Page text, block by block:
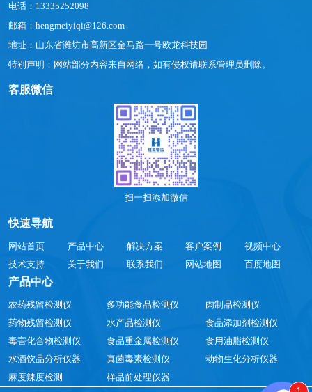
电话：13335252098
邮箱：hengmeiyiqi@126.com
地址：山东省潍坊市高新区金马路一号欧龙科技园
特别声明：网站部分内容来自网络，如有侵权请联系管理员删除。
客服微信
扫一扫添加微信
快速导航
网站首页 产品中心 解决方案 客户案例
视频中心
技术支持
关于我们 联系我们 网站地图 百度地图
产品中心
农药残留检测仪 多功能食品检测仪
肉制品检测仪
药物残留检测仪
水产品检测仪
食品添加剂检测仪
毒害化合物检测仪
食品重金属检测仪
食用油脂检测仪
水酒饮品分析仪器
真菌毒素检测仪
动物生化分析仪器
麻度辣度检测
样品前处理仪器